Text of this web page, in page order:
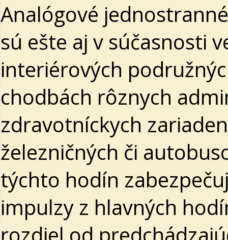
Analógové
sú ešte aj v súčasnosti
interiérových
chodbách rôznych
zdravotníckych
železničných či
týchto hodín
impulzy z hlavných